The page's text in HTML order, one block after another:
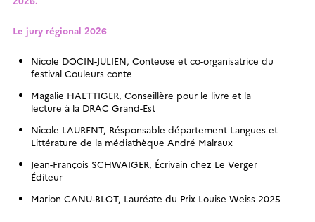
Le jury régional 2026
Nicole DOCIN-JULIEN, Conteuse et co-organisatrice du
festival Couleurs conte
Magalie HAETTIGER, Conseillère pour le livre et la
lecture à la DRAC Grand-Est
Nicole LAURENT, Résponsable département Langues et
Littérature de la médiathèque André Malraux
Jean-François SCHWAIGER, Écrivain chez Le Verger
Éditeur
Marion CANU-BLOT, Lauréate du Prix Louise Weiss 2025